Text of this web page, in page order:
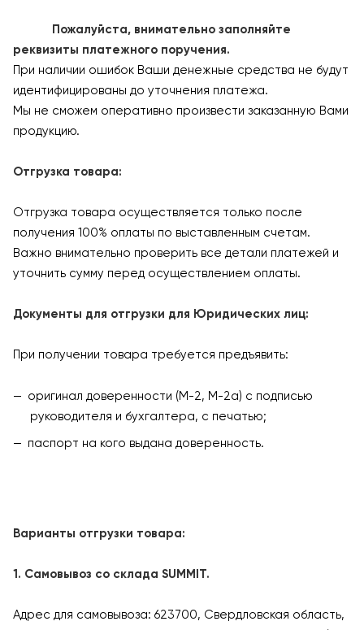
Пожалуйста, внимательно заполняйте
реквизиты платежного поручения.
При наличии ошибок Ваши денежные средства не будут
идентифицированы до уточнения платежа.
Мы не сможем оперативно произвести заказанную Вами
продукцию.
Отгрузка товара:
Отгрузка товара осуществляется только после
получения 100% оплаты по выставленным счетам.
Важно внимательно проверить все детали платежей и
уточнить сумму перед осуществлением оплаты.
Документы для отгрузки для Юридических лиц:
При получении товара требуется предъявить:
оригинал доверенности (М-2, М-2а) с подписью
руководителя и бухгалтера, с печатью;
паспорт на кого выдана доверенность.
Варианты отгрузки товара:
1. Самовывоз со склада SUMMIT.
Адрес для самовывоза: 623700, Свердловская область,